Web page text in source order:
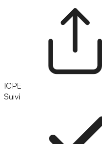
ICPE
Suivi